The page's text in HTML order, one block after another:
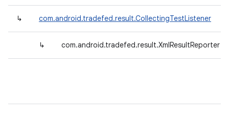
↳ com.android.tradefed.result.CollectingTestListener
↳ com.android.tradefed.result.XmlResultReporter